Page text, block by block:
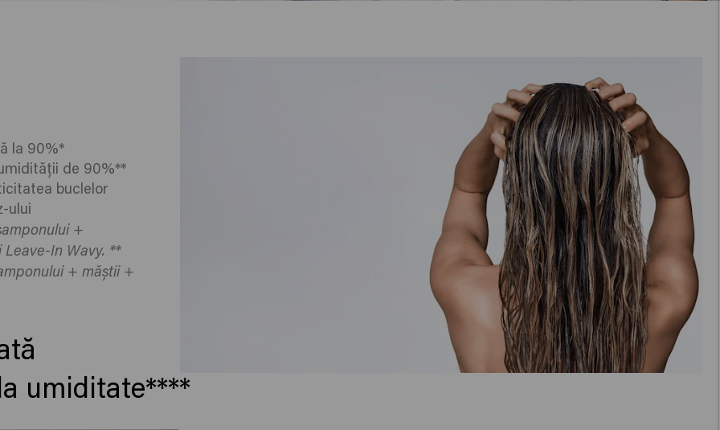
umiditate****
la 90%*
de 90%**
buclelor
ului
+
In Wavy. **
+ măștii +